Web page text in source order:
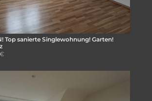
Top sanierte Singlewohnung! Garten!